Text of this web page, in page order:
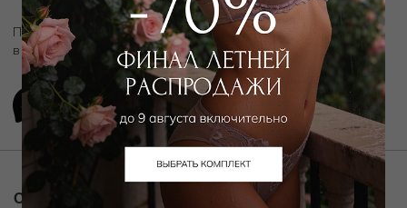
Подключите личного ассистента "Дикой Орхидеи"
в удобном мессенджере
О компании Покупателям